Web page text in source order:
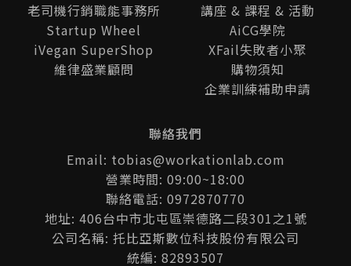
老司機行銷職能事務所
Startup Wheel
iVegan SuperShop
維律盛業顧問
講座 & 課程 & 活動
AiCG學院
XFail失敗者小聚
購物須知
企業訓練補助申請
聯絡我們
Email: tobias@workationlab.com
營業時間: 09:00~18:00
聯絡電話: 0972870770
地址: 406台中市北屯區崇德路二段301之1號
公司名稱: 托比亞斯數位科技股份有限公司
統編: 82893507